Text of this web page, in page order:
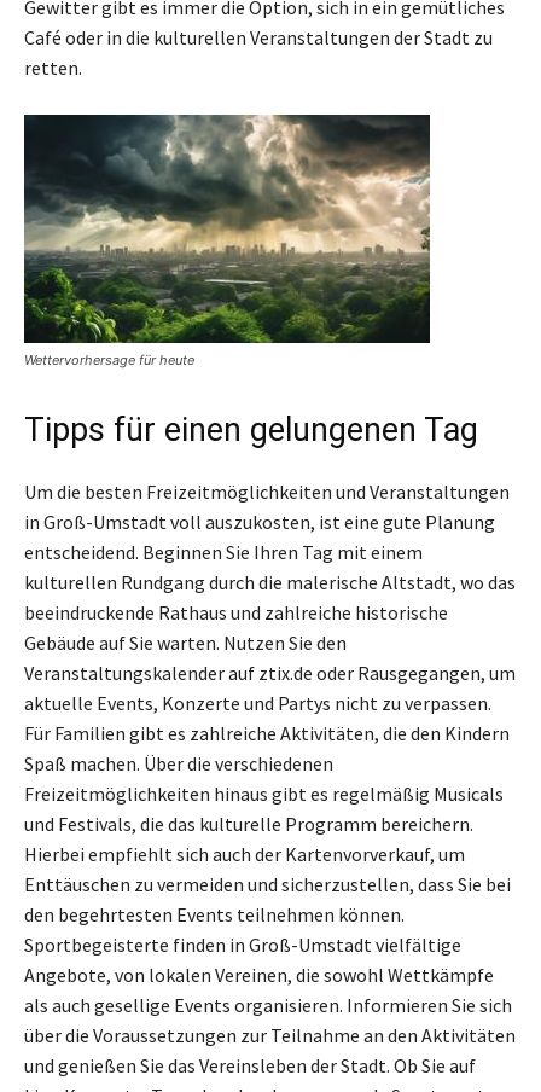
Gewitter gibt es immer die Option, sich in ein gemütliches
Café oder in die kulturellen Veranstaltungen der Stadt zu
retten.
Wettervorhersage für heute
Tipps für einen gelungenen Tag
Um die besten Freizeitmöglichkeiten und Veranstaltungen
in Groß-Umstadt voll auszukosten, ist eine gute Planung
entscheidend. Beginnen Sie Ihren Tag mit einem
kulturellen Rundgang durch die malerische Altstadt, wo das
beeindruckende Rathaus und zahlreiche historische
Gebäude auf Sie warten. Nutzen Sie den
Veranstaltungskalender auf ztix.de oder Rausgegangen, um
aktuelle Events, Konzerte und Partys nicht zu verpassen.
Für Familien gibt es zahlreiche Aktivitäten, die den Kindern
Spaß machen. Über die verschiedenen
Freizeitmöglichkeiten hinaus gibt es regelmäßig Musicals
und Festivals, die das kulturelle Programm bereichern.
Hierbei empfiehlt sich auch der Kartenvorverkauf, um
Enttäuschen zu vermeiden und sicherzustellen, dass Sie bei
den begehrtesten Events teilnehmen können.
Sportbegeisterte finden in Groß-Umstadt vielfältige
Angebote, von lokalen Vereinen, die sowohl Wettkämpfe
als auch gesellige Events organisieren. Informieren Sie sich
über die Voraussetzungen zur Teilnahme an den Aktivitäten
und genießen Sie das Vereinsleben der Stadt. Ob Sie auf